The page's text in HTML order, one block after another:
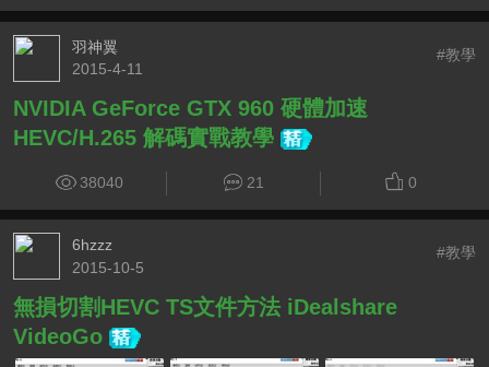
羽神翼
2015-4-11
#教學
NVIDIA GeForce GTX 960 硬體加速
HEVC/H.265 解碼實戰教學
38040 21 0
6hzzz
2015-10-5
#教學
無損切割HEVC TS文件方法 iDealshare
VideoGo